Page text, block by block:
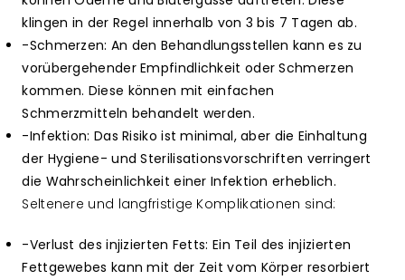
klingen in der Regel innerhalb von 3 bis 7 Tagen ab.
-Schmerzen: An den Behandlungsstellen kann es zu
vorübergehender Empfindlichkeit oder Schmerzen
kommen. Diese können mit einfachen
Schmerzmitteln behandelt werden.
-Infektion: Das Risiko ist minimal, aber die Einhaltung
der Hygiene- und Sterilisationsvorschriften verringert
die Wahrscheinlichkeit einer Infektion erheblich.
Seltenere und langfristige Komplikationen sind:
-Verlust des injizierten Fetts: Ein Teil des injizierten
Fettgewebes kann mit der Zeit vom Körper resorbiert